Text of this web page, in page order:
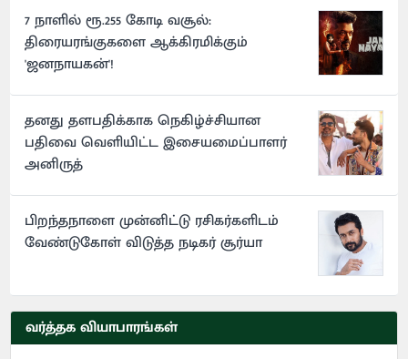
7 நாளில் ரூ.255 கோடி வசூல்:
திரையரங்குகளை ஆக்கிரமிக்கும்
'ஜனநாயகன்'!
தனது தளபதிக்காக நெகிழ்ச்சியான
பதிவை வெளியிட்ட இசையமைப்பாளர்
அனிருத்
பிறந்தநாளை முன்னிட்டு ரசிகர்களிடம்
வேண்டுகோள் விடுத்த நடிகர் சூர்யா
வர்த்தக வியாபாரங்கள்